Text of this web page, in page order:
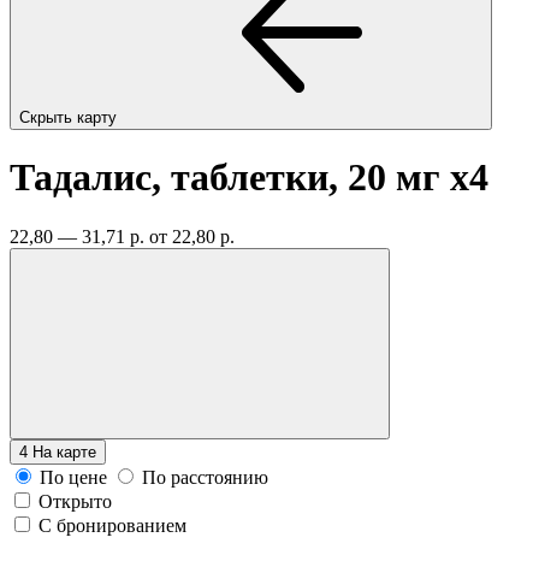
Скрыть карту
Тадалис, таблетки, 20 мг x4
22,80 — 31,71 р. от 22,80 р.
4 На карте
По цене
По расстоянию
Открыто
С бронированием